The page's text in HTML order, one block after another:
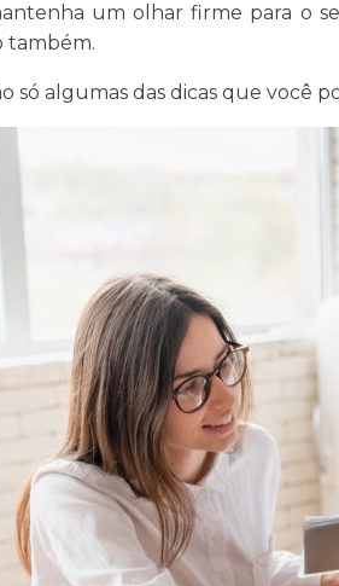
um olhar firme para o
também.
só algumas das dicas que